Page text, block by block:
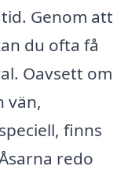
Genom att
du ofta få
Oavsett om
vän,
finns
redo